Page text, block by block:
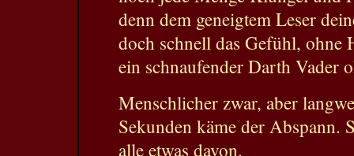
denn dem geneigtem Leser
doch schnell das Gefühl, ohne
ein schnaufender Darth Vader
Menschlicher zwar, aber
Sekunden käme der Abspann.
alle etwas davon.